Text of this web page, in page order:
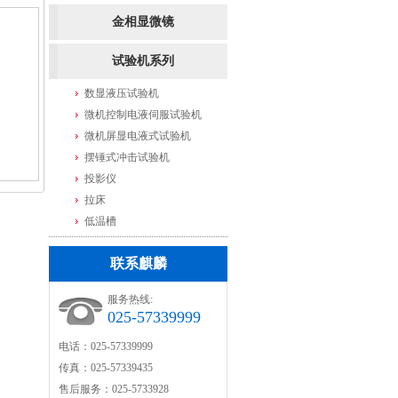
金相显微镜
试验机系列
数显液压试验机
微机控制电液伺服试验机
微机屏显电液式试验机
摆锤式冲击试验机
投影仪
拉床
低温槽
联系麒麟
服务热线:
025-57339999
电话：025-57339999
传真：025-57339435
售后服务：025-5733928